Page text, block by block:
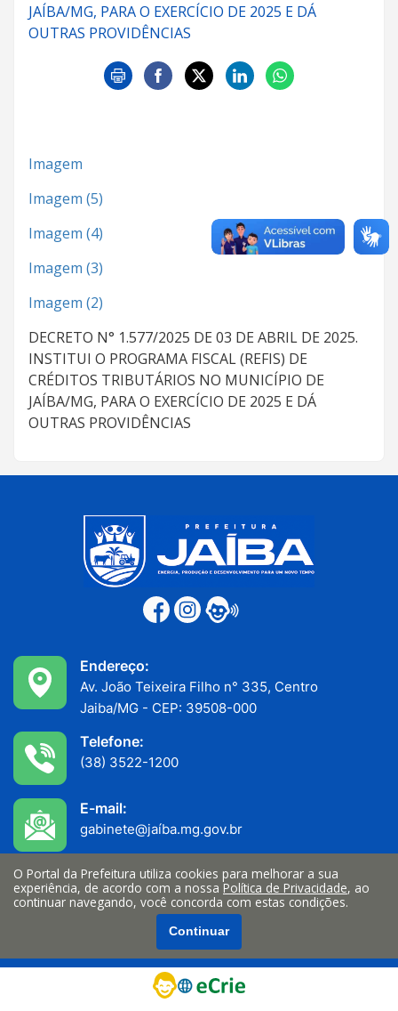
JAÍBA/MG, PARA O EXERCÍCIO DE 2025 E DÁ
OUTRAS PROVIDÊNCIAS
Imagem
Imagem (5)
Imagem (4)
Imagem (3)
Imagem (2)
DECRETO N° 1.577/2025 DE 03 DE ABRIL DE 2025.
INSTITUI O PROGRAMA FISCAL (REFIS) DE
CRÉDITOS TRIBUTÁRIOS NO MUNICÍPIO DE
JAÍBA/MG, PARA O EXERCÍCIO DE 2025 E DÁ
OUTRAS PROVIDÊNCIAS
Endereço:
Av. João Teixeira Filho n° 335, Centro
Jaiba/MG - CEP: 39508-000
Telefone:
(38) 3522-1200
E-mail:
gabinete@jaíba.mg.gov.br
Funcionamento:
Atendimento ao público: 7h às 11h
Serviços internos: 13h às 17h
O Portal da Prefeitura utiliza cookies para melhorar a sua
experiência, de acordo com a nossa Política de Privacidade, ao
continuar navegando, você concorda com estas condições.
Continuar